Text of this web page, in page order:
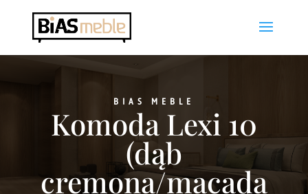
BIAS MEBLE
Komoda Lexi 10
(dąb
cremona/macada